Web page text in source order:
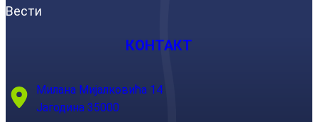
Вести
КОНТАКТ
Милана Мијалковића 14
Јагодина 35000